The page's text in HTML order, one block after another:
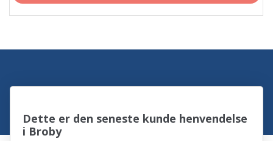
Dette er den seneste kunde henvendelse
i Broby